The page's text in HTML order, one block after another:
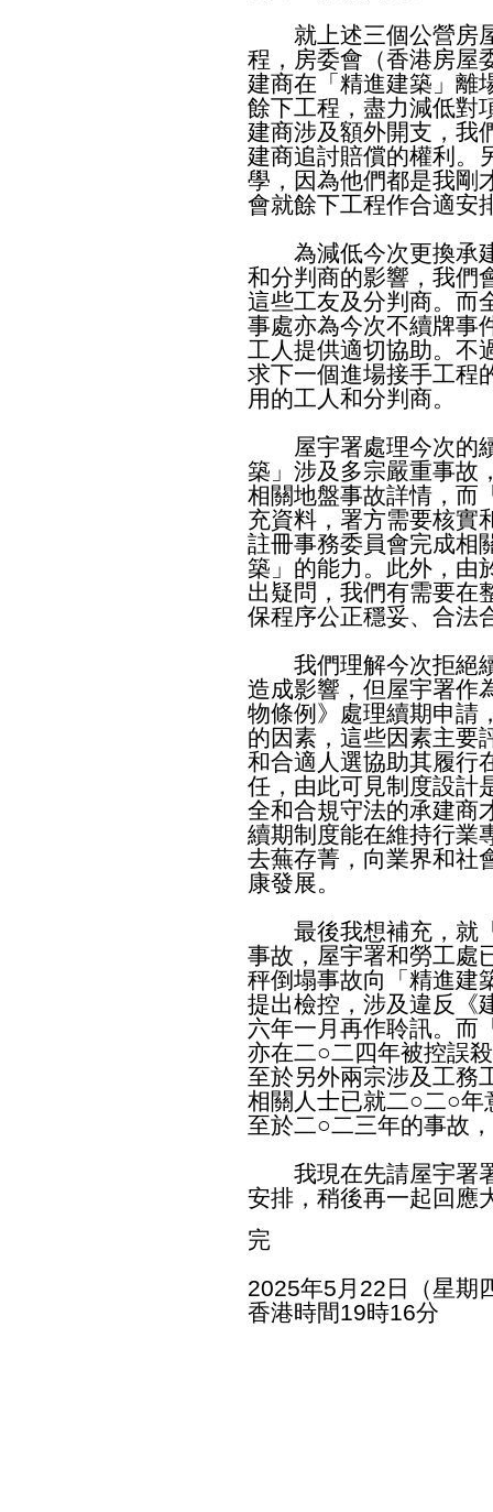
就上述三個公營房屋
程，房委會（香港房屋
建商在「精進建築」離
餘下工程，盡力減低對
建商涉及額外開支，我
建商追討賠償的權利。
學，因為他們都是我剛
會就餘下工程作合適安
為減低今次更換承建
和分判商的影響，我們
這些工友及分判商。而
事處亦為今次不續牌事
工人提供適切協助。不
求下一個進場接手工程
用的工人和分判商。
屋宇署處理今次的續
築」涉及多宗嚴重事故
相關地盤事故詳情，而
充資料，署方需要核實
註冊事務委員會完成相
築」的能力。此外，由
出疑問，我們有需要在
保程序公正穩妥、合法
我們理解今次拒絕續
造成影響，但屋宇署作
物條例》處理續期申請
的因素，這些因素主要
和合適人選協助其履行
任，由此可見制度設計
全和合規守法的承建商
續期制度能在維持行業
去蕪存菁，向業界和社
康發展。
最後我想補充，就「
事故，屋宇署和勞工處
秤倒塌事故向「精進建
提出檢控，涉及違反《
六年一月再作聆訊。而
亦在二○二四年被控誤
至於另外兩宗涉及工務
相關人士已就二○二○年
至於二○二三年的事故
我現在先請屋宇署署
安排，稍後再一起回應
完
2025年5月22日（星期
香港時間19時16分